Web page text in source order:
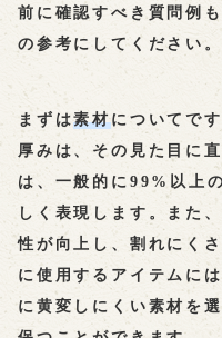
前に確認すべき質問例
の参考にしてください。
まずは素材についてで
厚みは、その見た目に
は、一般的に99%以上
しく表現します。また
性が向上し、割れにく
に使用するアイテムに
に黄変しにくい素材を